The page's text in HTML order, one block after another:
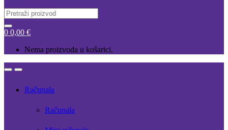
Search
for:
0 0,00 €
Nema proizvoda u košarici.
OpenClose
Računala
Računala